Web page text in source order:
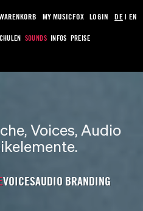
SOUNDS INFOS PREISE
MY MUSICFOX LOGIN DE| EN
Voices, Audio
VOICESAUDIO BRANDING